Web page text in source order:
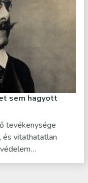
sem hagyott
tevékenysége
vitathatatlan